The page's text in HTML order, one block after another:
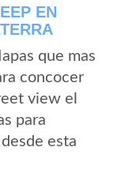
EN
que mas
concocer
view el
para
esta